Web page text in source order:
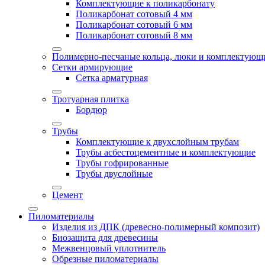
Комплектующие к поликарбонату
Поликарбонат сотовый 4 мм
Поликарбонат сотовый 6 мм
Поликарбонат сотовый 8 мм
Полимерно-песчаные кольца, люки и
Сетки армирующие
Сетка арматурная
Тротуарная плитка
Бордюр
Трубы
Комплектующие к двухслойным трубам
Трубы асбестоцементные и комплектующие
Трубы гофрированные
Трубы двуслойные
Цемент
Пиломатериалы
Изделия из ДПК (древесно-полимерный композит)
Биозащита для древесины
Межвенцовый уплотнитель
Обрезные пиломатериалы